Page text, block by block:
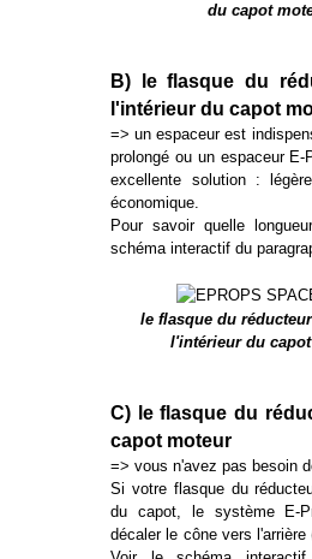
du capot
B) le flasque du
l'intérieur du capot
=> un espaceur est
prolongé ou un espaceur E-
excellente solution :
économique.
Pour savoir quelle
schéma interactif du
le flasque du
l'intérieur du
C) le flasque du
capot moteur
=> vous n'avez pas besoin
Si votre flasque du
du capot, le système E-
décaler le cône vers l'arrière